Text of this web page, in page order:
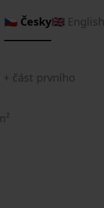
🇨🇿 Česky🇬🇧 English
část prvního